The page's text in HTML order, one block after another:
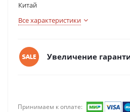
Китай
Все характеристики
Увеличение
Принимаем к оплате: